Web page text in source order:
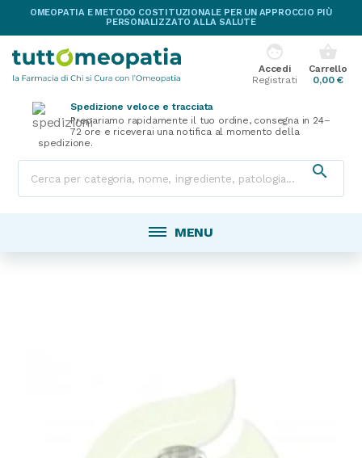
OMEOPATIA E METODO COSTITUZIONALE PER UN APPROCCIO PIÙ
PERSONALIZZATO ALLA SALUTE
shopping_basket
Carrello
0,00 €
face
Accedi
Registrati
Spedizione veloce e tracciata
Prepariamo rapidamente il tuo ordine, consegna in 24–
72 ore e riceverai una notifica al momento della
spedizione.

MENU